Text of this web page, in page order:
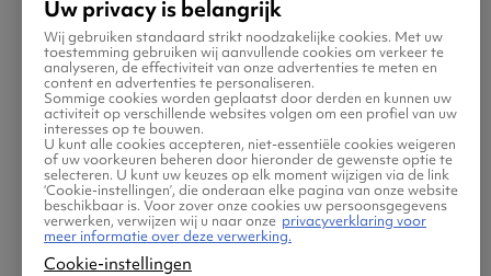
monument. Hier rusten koning Mohammed V
en zijn zonen, koning Hassan II en prins
Abdallah, in een prachtige omgeving vol
Marokkaanse kunst.
#3 Bewonder de Hassan-toren
De Hassan-toren is een iconisch onvoltooid
minaretproject dat ooit deel moest uitmaken
van de grootste moskee ter wereld. Hoewel de
Uw privacy is belangrijk
Wij gebruiken standaard strikt noodzakelijke cookies. Met uw
toestemming gebruiken wij aanvullende cookies om verkeer te
analyseren, de effectiviteit van onze advertenties te meten en
content en advertenties te personaliseren.
Sommige cookies worden geplaatst door derden en kunnen uw
activiteit op verschillende websites volgen om een profiel van uw
interesses op te bouwen.
U kunt alle cookies accepteren, niet-essentiële cookies weigeren
of uw voorkeuren beheren door hieronder de gewenste optie te
selecteren. U kunt uw keuzes op elk moment wijzigen via de link
‘Cookie-instellingen’, die onderaan elke pagina van onze website
beschikbaar is. Voor zover onze cookies uw persoonsgegevens
verwerken, verwijzen wij u naar onze privacyverklaring voor
meer informatie over deze verwerking.
Cookie-instellingen